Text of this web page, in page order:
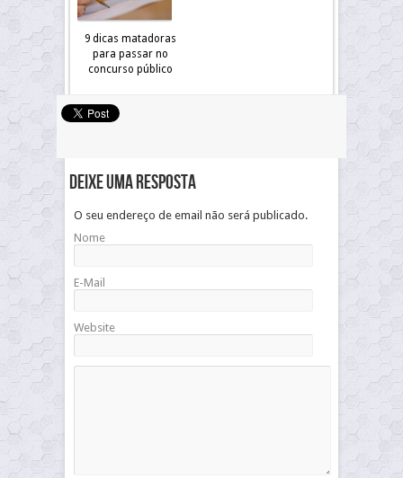
9 dicas matadoras
para passar no
concurso público
Deixe uma resposta
O seu endereço de email não será publicado.
Nome
E-Mail
Website